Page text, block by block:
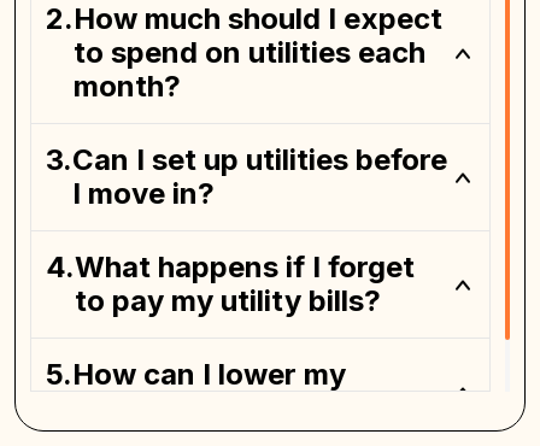
How much should I expect
to spend on utilities each
month?
Can I set up utilities before
I move in?
What happens if I forget
to pay my utility bills?
How can I lower my